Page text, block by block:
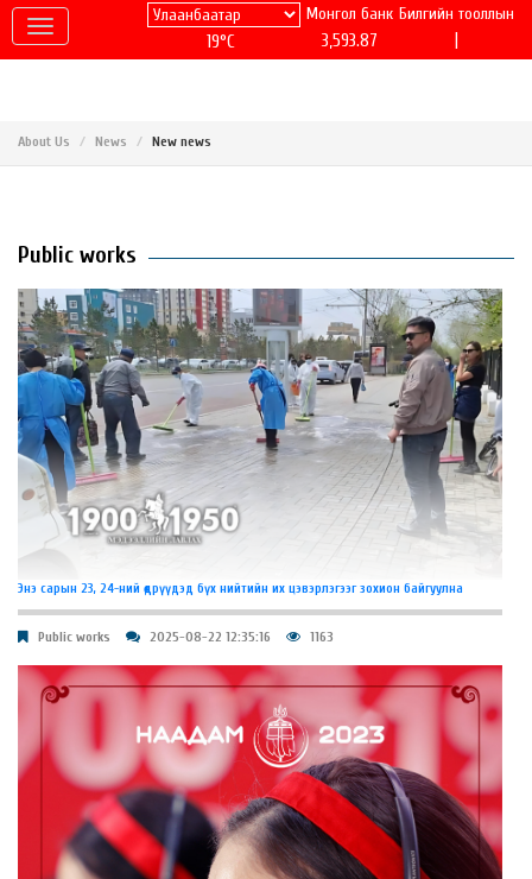
19°C
Монгол банк
3,593.87
Билгийн тооллын
About Us News New news
Public works
Энэ сарын 23, 24-ний өдрүүдэд бүх нийтийн их цэвэрлэгээг зохион байгуулна
Public works 2025-08-22 12:35:16 1163